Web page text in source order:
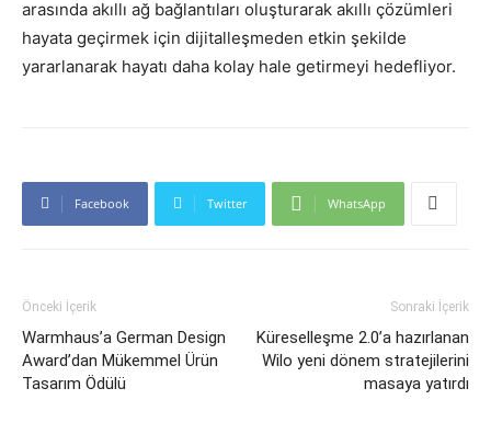
arasında akıllı ağ bağlantıları oluşturarak akıllı çözümleri
hayata geçirmek için dijitalleşmeden etkin şekilde
yararlanarak hayatı daha kolay hale getirmeyi hedefliyor.
Facebook Twitter WhatsApp
Önceki İçerik
Warmhaus’a German Design
Award’dan Mükemmel Ürün
Tasarım Ödülü
Sonraki İçerik
Küreselleşme 2.0’a hazırlanan
Wilo yeni dönem stratejilerini
masaya yatırdı